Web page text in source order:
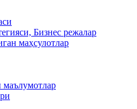
Бизнес режалар
маҳсулотлар
маълумотлар